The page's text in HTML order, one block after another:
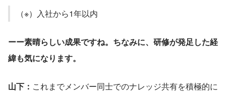
（※）入社から1年以内
ーー素晴らしい成果ですね。ちなみに、研修が発足した経
緯も気になります。
山下： これまでメンバー同士でのナレッジ共有を積極的に